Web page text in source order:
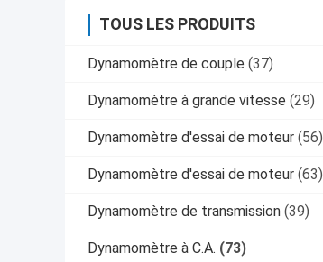
TOUS LES PRODUITS
Dynamomètre de couple (37)
Dynamomètre à grande vitesse (29)
Dynamomètre d'essai de moteur (56)
Dynamomètre d'essai de moteur (63)
Dynamomètre de transmission (39)
Dynamomètre à C.A. (73)